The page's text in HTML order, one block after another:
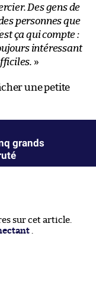
Des gens de
personnes que
ça qui compte :
intéressant
»
une petite
grands
sur cet article.